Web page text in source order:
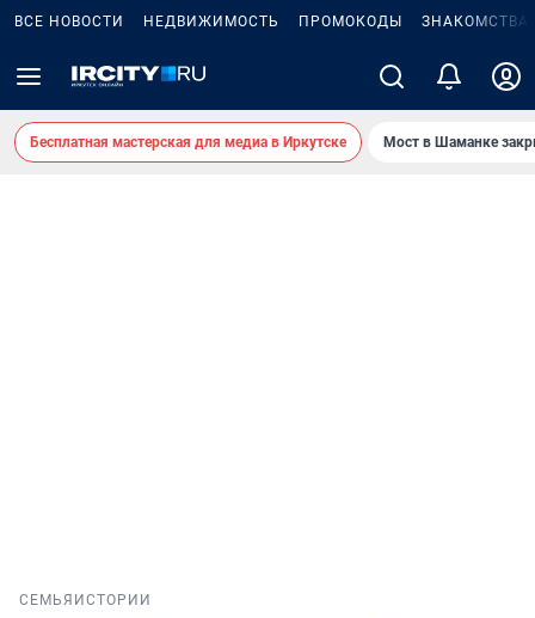
ВСЕ НОВОСТИ НЕДВИЖИМОСТЬ ПРОМОКОДЫ ЗНАКОМСТВА
Бесплатная мастерская для медиа в Иркутске Мост в Шаманке
СЕМЬЯ ИСТОРИИ